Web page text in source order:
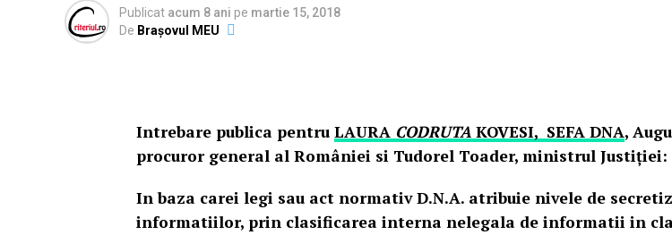
Publicat acum 8 ani pe martie 15, 2018
De Brașovul MEU
Intrebare publica pentru LAURA CODRUTA KOVESI, SEFA DNA,
procuror general al României si Tudorel Toader, ministrul Justiției:
In baza carei legi sau act normativ D.N.A. atribuie nivele de
informatiilor, prin clasificarea interna nelegala de informatii in